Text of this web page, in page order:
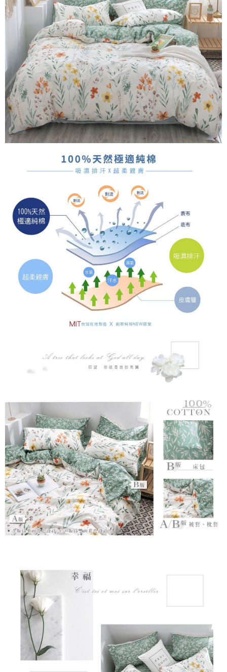
1.分期款項不併入電信帳單，「大哥付你分期」於每月結算日後寄送繳費提
醒簡訊。
2.透過簡訊連結打開帳單後，可選擇「超商條碼／台灣大直營門市／銀行轉
帳／街口支付／iPASS MONEY」等通路繳費。
【注意事項】
1.本服務係由「台灣大哥大股份有限公司」（以下簡稱本公司）所提供，讓
用戶於交易時，得透過本服務購買商品或服務，並由商店將買賣／分期付款
買賣價金債權讓與本公司後，依約使用本公司帳單繳交帳款。
2.基於同意付款使用「大哥付你分期」之契約關係目的，商店將以您的個人
資料（包含姓名、電話或地址）提供予台灣大哥大進項蒐集、處理及利用，
由本公司與您本人進行分期帳單所需資料之確認、核對及更正。
3.完整用戶服務條款，請詳閱以下連結：https://oppay.tw/userRule
【「AFTEE先享後付」結帳流程】
１．於結帳方式選擇「AFTEE先享後付」後，將跳轉至「AFTEE先享後付」
結帳頁面，進行簡訊認證並確認金額後，即可完成結帳。
２．訂單成立數日內，您將收到繳費通知簡訊。
３．收到繳費通知簡訊後14天內，點擊此簡訊中的連結，可透過四大超商／
ATM／網路銀行／等多元方式進行付款，方視為交易完成。
※ 請注意：結帳手續完成當下不需立刻繳費，但若您需要取消訂單，請聯絡
購買商品的店家。未經商家同意取消之訂單仍視為有效，需透過AFTEE先享
後付繳納相關費用。
※ 交易是否成功請以「AFTEE先享後付 」之結帳頁面顯示為準，若有關於
是否繳費成功／繳費後需取消欲退款等相關疑問，請聯繫「AFTEE先享後付
客戶支援中心」
https://netprotections.freshdesk.com/support/home
【注意事項】
１．透過由恩沛科技股份有限公司提供之「AFTEE先享後付」服務完成之交
易，需依本服務之必要範圍內提供個人資料，並將交易相關給付款項請求債
權轉讓予恩沛科技股份有限公司。
２．關於個人資料處理事宜，請瀏覽以下網址：
https://aftee.tw/terms/#terms3
「AFTEE先享後付」，若未經同意申辦者引起之損失，本公司不負相關責
任。
４．使用「AFTEE先享後付」時，將依據個別帳號之用戶狀況，依本公司即
時審查核予不同之上限額度；若仍有額度不足之情形，本公司將視審查結果
請求用戶進行身份認證。
５．嚴禁一人註冊多個帳號或使用他人資訊註冊。若發現惡意使用之情形，
恩沛科技股份有限公司將有權停止該用戶之使用額度並採取法律行動。
運送方式
全家取貨付款
每筆NT$60，滿NT$999(含以上)免運費
付款後全家取貨
每筆NT$60，滿NT$999(含以上)免運費
7-11取貨付款
每筆NT$60，滿NT$999(含以上)免運費
付款後7-11取貨
每筆NT$60，滿NT$999(含以上)免運費
每筆NT$80，滿NT$999(含以上)免運費